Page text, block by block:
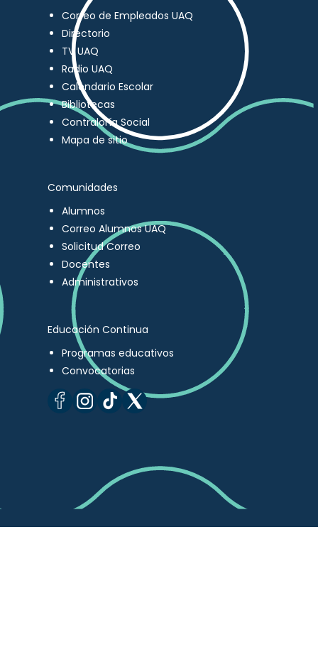
Correo de Empleados UAQ
Directorio
TV UAQ
Radio UAQ
Calendario Escolar
Bibliotecas
Contraloría Social
Mapa de sitio
Comunidades
Alumnos
Correo Alumnos UAQ
Solicitud Correo
Docentes
Administrativos
Educación Continua
Programas educativos
Convocatorias